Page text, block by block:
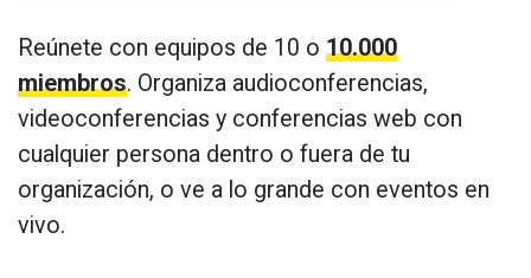
Reúnete con equipos de 10 o 10.000
miembros. Organiza audioconferencias,
videoconferencias y conferencias web con
cualquier persona dentro o fuera de tu
organización, o ve a lo grande con eventos en
vivo.